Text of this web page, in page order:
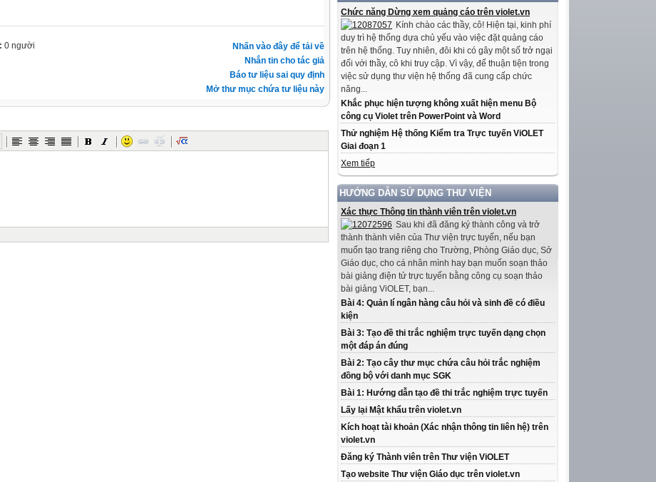
Chức năng Dừng xem quảng cáo trên violet.vn
Kính chào các thầy, cô! Hiện tại, kinh phí
duy trì hệ thống dựa chủ yếu vào việc đặt quảng cáo
trên hệ thống. Tuy nhiên, đôi khi có gây một số trở ngại
đối với thầy, cô khi truy cập. Vì vậy, để thuận tiện trong
việc sử dụng thư viện hệ thống đã cung cấp chức
năng...
Khắc phục hiện tượng không xuất hiện menu Bộ
công cụ Violet trên PowerPoint và Word
Thử nghiệm Hệ thống Kiểm tra Trực tuyến ViOLET
Giai đoạn 1
Xem tiếp
HƯỚNG DẪN SỬ DỤNG THƯ VIỆN
Xác thực Thông tin thành viên trên violet.vn
Sau khi đã đăng ký thành công và trở
thành thành viên của Thư viện trực tuyến, nếu bạn
muốn tạo trang riêng cho Trường, Phòng Giáo dục, Sở
Giáo dục, cho cá nhân mình hay bạn muốn soạn thảo
bài giảng điện tử trực tuyến bằng công cụ soạn thảo
bài giảng ViOLET, bạn...
Bài 4: Quản lí ngân hàng câu hỏi và sinh đề có điều
kiện
Bài 3: Tạo đề thi trắc nghiệm trực tuyến dạng chọn
một đáp án đúng
Bài 2: Tạo cây thư mục chứa câu hỏi trắc nghiệm
đồng bộ với danh mục SGK
Bài 1: Hướng dẫn tạo đề thi trắc nghiệm trực tuyến
Lấy lại Mật khẩu trên violet.vn
Kích hoạt tài khoản (Xác nhận thông tin liên hệ) trên
violet.vn
Đăng ký Thành viên trên Thư viện ViOLET
Tạo website Thư viện Giáo dục trên violet.vn
Nhấn vào đây để tải về
Nhắn tin cho tác giả
Báo tư liệu sai quy định
Mở thư mục chứa tư liệu này
0 người